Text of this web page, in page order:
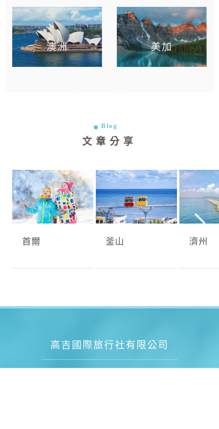
澳洲 美加
Blog
文章分享
首爾 釜山 濟州
高吉國際旅行社有限公司